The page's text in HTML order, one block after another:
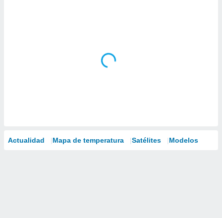
Actualidad Mapa de temperatura Satélites Modelos